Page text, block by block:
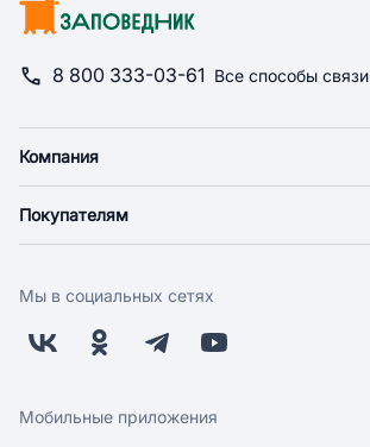
8 800 333-03-61 Все способы связи
Компания
Новости
Поставщикам
Заводчикам
Обратная связь
Покупателям
Оплата
Бонусная программа
Скидки и акции
Мы в социальных сетях
Мобильные приложения